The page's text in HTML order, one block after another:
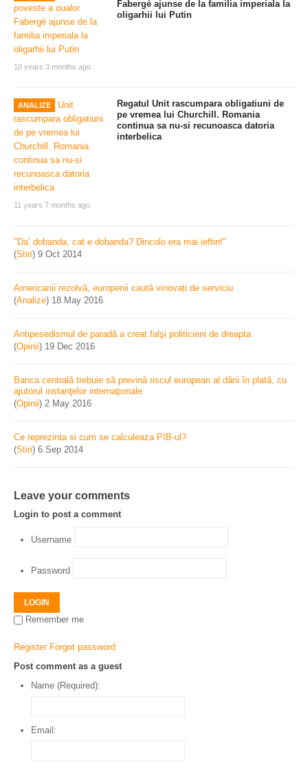
10 years 3 months ago
Fabergé ajunse de la familia imperiala la
oligarhii lui Putin
ANALIZE
11 years 7 months ago
Regatul Unit rascumpara obligatiuni de
pe vremea lui Churchill. Romania
continua sa nu-si recunoasca datoria
interbelica
"Da’ dobanda, cat e dobanda? Dincolo era mai ieftin!"
(Stiri) 9 Oct 2014
Americanii rezolvă, europenii caută vinovați de serviciu
(Analize) 18 May 2016
Antipesedismul de paradă a creat falşi politicieni de dreapta
(Opinii) 19 Dec 2016
Banca centrală trebuie să prevină riscul european al dării în plată, cu
ajutorul instanţelor internaţionale
(Opinii) 2 May 2016
Ce reprezinta si cum se calculeaza PIB-ul?
(Stiri) 6 Sep 2014
Leave your comments
Login to post a comment
Username
Password
LOGIN
Remember me
Register Forgot password
Post comment as a guest
Name (Required):
Email: